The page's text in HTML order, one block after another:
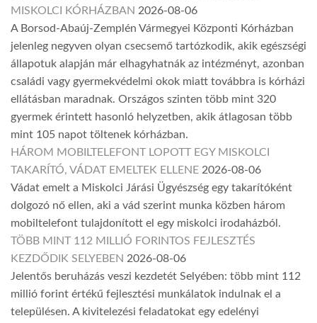
MISKOLCI KÓRHÁZBAN 2026-08-06
A Borsod-Abaúj-Zemplén Vármegyei Központi Kórházban
jelenleg negyven olyan csecsemő tartózkodik, akik egészségi
állapotuk alapján már elhagyhatnák az intézményt, azonban
családi vagy gyermekvédelmi okok miatt továbbra is kórházi
ellátásban maradnak. Országos szinten több mint 320
gyermek érintett hasonló helyzetben, akik átlagosan több
mint 105 napot töltenek kórházban.
HÁROM MOBILTELEFONT LOPOTT EGY MISKOLCI
TAKARÍTÓ, VÁDAT EMELTEK ELLENE 2026-08-06
Vádat emelt a Miskolci Járási Ügyészség egy takarítóként
dolgozó nő ellen, aki a vád szerint munka közben három
mobiltelefont tulajdonított el egy miskolci irodaházból.
TÖBB MINT 112 MILLIÓ FORINTOS FEJLESZTÉS
KEZDŐDIK SELYEBEN 2026-08-06
Jelentős beruházás veszi kezdetét Selyében: több mint 112
millió forint értékű fejlesztési munkálatok indulnak el a
településen. A kivitelezési feladatokat egy edelényi